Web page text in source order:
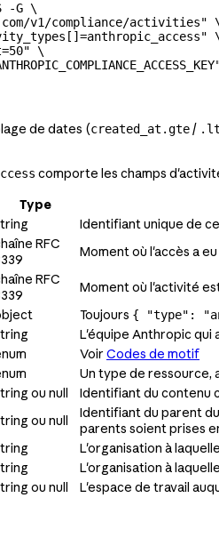
-G \
v1/compliance/activities"
\
\
\
de dates (created_at.gte/ .lt
comporte les champs
Type
Identifiant unique de
RFC
Moment où l'accès a
RFC
Moment où l'activité
Toujours { "type":
L'équipe Anthropic qui
Voir Codes de motif
Un type de ressource,
ou null Identifiant du contenu
ou null Identifiant du parent
parents soient prises
L'organisation à
L'organisation à
ou null
L'espace de travail